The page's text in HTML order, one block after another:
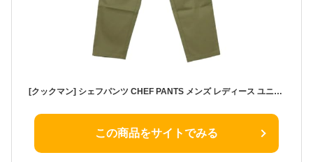
[クックマン] シェフパンツ CHEF PANTS メンズ レディース ユニセックス M オリーブグリーン
この商品をサイトでみる